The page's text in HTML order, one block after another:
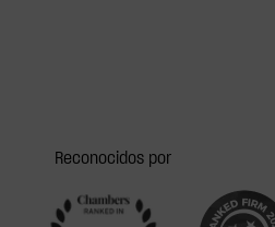
Reconocidos por